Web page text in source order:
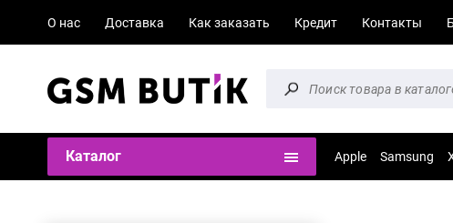
О нас Доставка Как заказать Кредит Контакты
Каталог Apple Samsung